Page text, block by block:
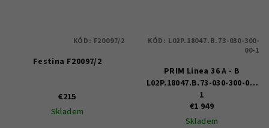
Festina F20097/2
€215
Skladem
KÓD: F20097/2
PRIM Linea 36 A - B
L02P.18047.B.73-030-300-00-
1
€1 949
Skladem
KÓD: L02P.18047.B.73-030-300-
00-1